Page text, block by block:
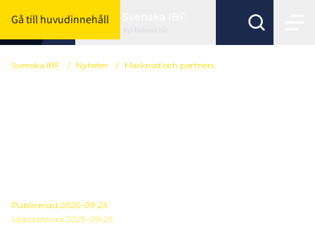
Gå till huvudinnehåll
Byt förbund här
Svenska IBF / Nyheter / Marknad och partners
Publicerad 2025-09-25
Uppdaterad 2025-09-25